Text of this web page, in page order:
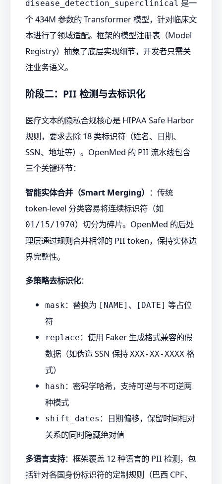
disease_detection_superclinical 是一
个 434M 参数的 Transformer 模型，针对临床文
本进行了领域适配。框架的模型注册表（Model
Registry）抽象了底层实现细节，开发者只需关
注业务语义。
阶段二：PII 检测与去标识化
医疗文本的隐私合规核心是 HIPAA Safe Harbor
规则，要求去除 18 类标识符（姓名、日期、
SSN、地址等）。OpenMed 的 PII 流水线包含
三个关键环节：
智能实体合并（Smart Merging） ：传统
token-level 分类容易将连续标识符（如
01/15/1970）切分为碎片。OpenMed 的后处
理层通过规则合并相邻的 PII token，保持实体边
界完整性。
多策略去标识化：
mask：替换为 [NAME] 、 [DATE] 等占位
符
replace ：使用 Faker 生成格式兼容的假
数据（如伪造 SSN 保持 XXX-XX-XXXX 格
式）
hash ：密码学哈希，支持可逆与不可逆两
种模式
shift_dates ：日期偏移，保留时间相对
关系的同时隐藏绝对值
多语言支持：框架覆盖 12 种语言的 PII 检测，包
括针对各国身份标识符的定制规则（巴西 CPF、